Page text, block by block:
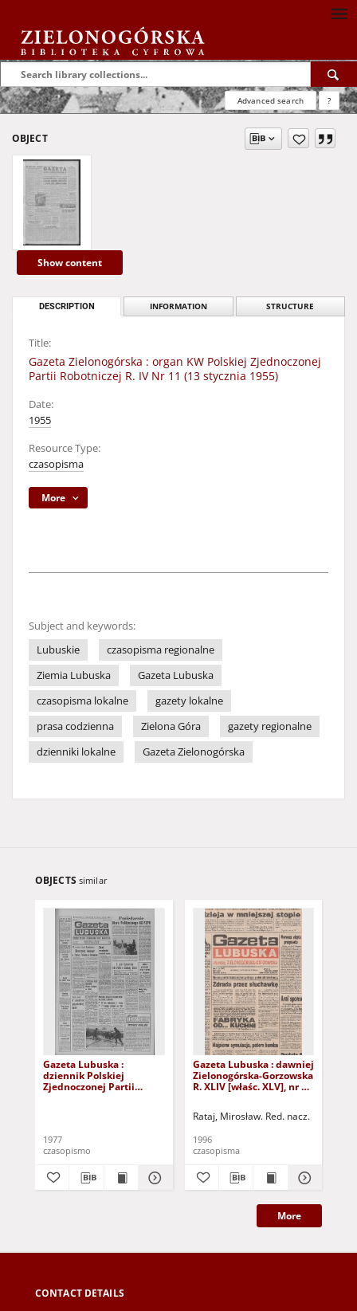
Advanced search ?
OBJECT
Show content
DESCRIPTION INFORMATION STRUCTURE
Title:
Gazeta Zielonogórska : organ KW Polskiej Zjednoczonej
Partii Robotniczej R. IV Nr 11 (13 stycznia 1955)
Date:
1955
Resource Type:
czasopisma
More
Subject and keywords:
Lubuskie
czasopisma regionalne
Ziemia Lubuska
Gazeta Lubuska
czasopisma lokalne
gazety lokalne
prasa codzienna
Zielona Góra
gazety regionalne
dzienniki lokalne
Gazeta Zielonogórska
OBJECTS similar
Gazeta Lubuska :
dziennik Polskiej
Zjednoczonej Partii
1977
czasopismo
Gazeta Lubuska : dawniej
Zielonogórska-Gorzowska
R. XLIV [właśc. XLV], nr 52
Rataj, Mirosław. Red. nacz.
1996
czasopisma
More
CONTACT DETAILS